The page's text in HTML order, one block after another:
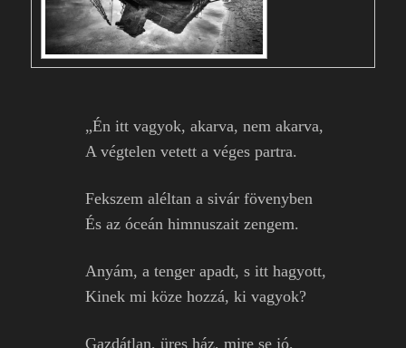
„Én itt vagyok, akarva, nem akarva,
A végtelen vetett a véges partra.
Fekszem aléltan a sivár fövenyben
És az óceán himnuszait zengem.
Anyám, a tenger apadt, s itt hagyott,
Kinek mi köze hozzá, ki vagyok?
Gazdátlan, üres ház, mire se jó,